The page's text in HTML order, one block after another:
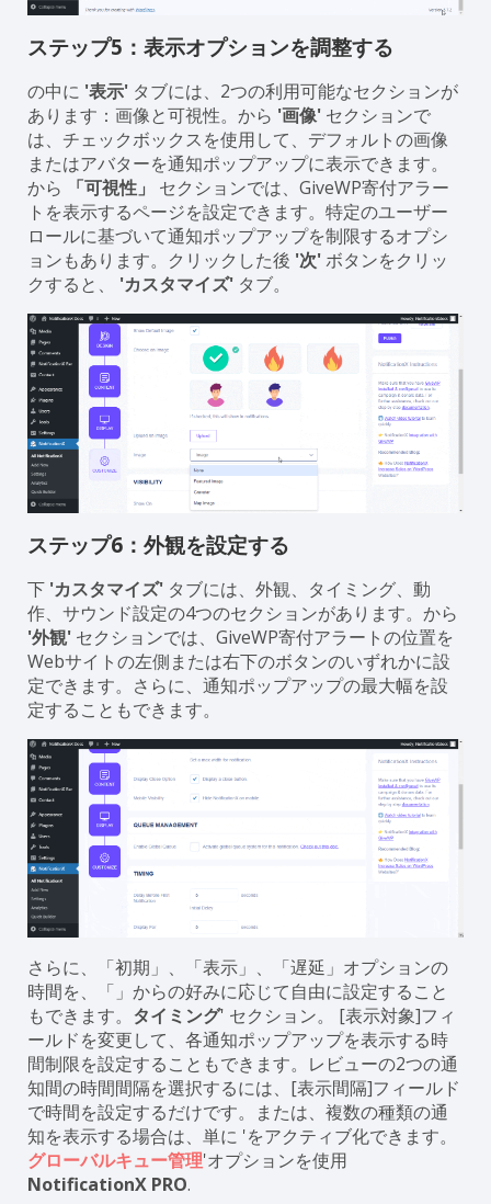
ステップ5：表示オプションを調整する
の中に '表示' タブには、2つの利用可能なセクションが
あります：画像と可視性。から '画像' セクションで
は、チェックボックスを使用して、デフォルトの画像
またはアバターを通知ポップアップに表示できます。
から 「可視性」 セクションでは、GiveWP寄付アラー
トを表示するページを設定できます。特定のユーザー
ロールに基づいて通知ポップアップを制限するオプシ
ョンもあります。クリックした後 '次'ボタンをクリッ
クすると、 'カスタマイズ' タブ。
ステップ6：外観を設定する
下 'カスタマイズ' タブには、外観、タイミング、動
作、サウンド設定の4つのセクションがあります。から
'外観' セクションでは、GiveWP寄付アラートの位置を
Webサイトの左側または右下のボタンのいずれかに設
定できます。さらに、通知ポップアップの最大幅を設
定することもできます。
さらに、「初期」、「表示」、「遅延」オプションの
時間を、「」からの好みに応じて自由に設定すること
もできます。 タイミング' セクション。 [表示対象]フィ
ールドを変更して、各通知ポップアップを表示する時
間制限を設定することもできます。レビューの2つの通
知間の時間間隔を選択するには、[表示間隔]フィールド
で時間を設定するだけです。または、複数の種類の通
知を表示する場合は、単に 'をアクティブ化できます。
グローバルキュー管理'オプションを使用
NotificationX PRO.